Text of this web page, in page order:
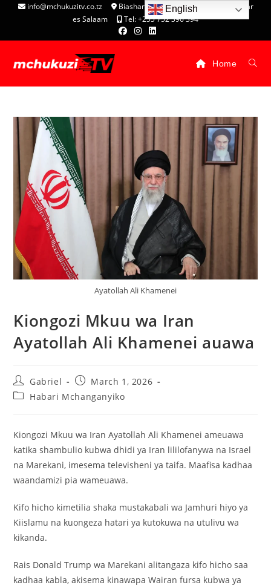
info@mchukuzitv.co.tz
Biashara Complex - P.O. Box 25074, Dar
es Salaam
Tel: +255 752 396 394
Home
Ayatollah Ali Khamenei
Kiongozi Mkuu wa Iran
Ayatollah Ali Khamenei auawa
Gabriel
March 1, 2026
Habari Mchanganyiko
Kiongozi Mkuu wa Iran Ayatollah Ali Khamenei ameuawa
katika shambulio kubwa dhidi ya Iran lililofanywa na Israel
na Marekani, imesema televisheni ya taifa. Maafisa kadhaa
waandamizi pia wameuawa.
Kifo hicho kimetilia shaka mustakabali wa Jamhuri hiyo ya
Kiislamu na kuongeza hatari ya kutokuwa na utulivu wa
kikanda.
Rais Donald Trump wa Marekani alitangaza kifo hicho saa
kadhaa kabla, akisema kinawapa Wairan fursa kubwa ya
English